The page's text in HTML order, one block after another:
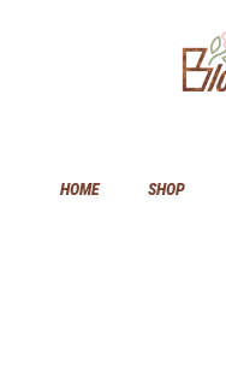
HOME SHOP